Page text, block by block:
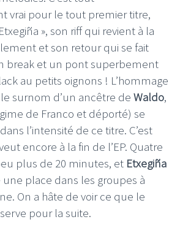
vrai pour le tout premier titre,
», son riff qui revient à la
et son retour qui se fait
break et un pont superbement
au petits oignons ! L’hommage
surnom d’un ancêtre de Waldo,
de Franco et déporté) se
l’intensité de ce titre. C’est
encore à la fin de l’EP. Quatre
plus de 20 minutes, et Etxegiña
une place dans les groupes à
On a hâte de voir ce que le
pour la suite.